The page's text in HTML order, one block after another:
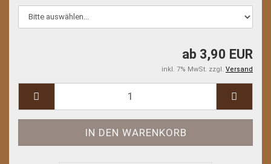
ab 3,90 EUR
inkl. 7% MwSt. zzgl. Versand